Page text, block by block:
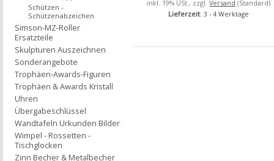
inkl. 19% USt., zzgl.Versand (Standard)
Lieferzeit: 3 - 4 Werktage
Schützen -
Schützenabzeichen
Simson-MZ-Roller
Ersatzteile
Skulpturen Auszeichnen
Sonderangebote
Trophäen-Awards-Figuren
Trophäen & Awards Kristall
Uhren
Übergabeschlüssel
Wandtafeln Urkunden Bilder
Wimpel - Rossetten -
Tischglocken
Zinn Becher & Metalbecher